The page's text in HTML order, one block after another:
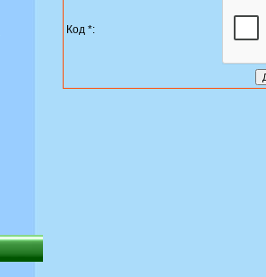
Код *: